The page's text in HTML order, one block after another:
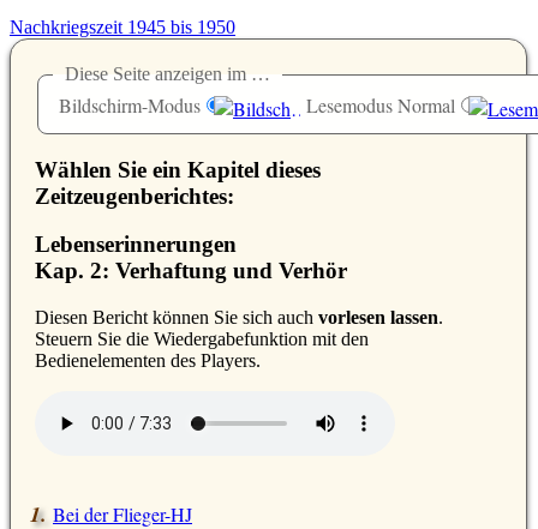
Nachkriegszeit 1945 bis 1950
Diese Seite anzeigen im …
Bildschirm-Modus Lesemodus Normal
Wählen Sie ein Kapitel dieses
Zeitzeugenberichtes:
Lebenserinnerungen
Kap. 2: Verhaftung und Verhör
Diesen Bericht können Sie sich auch vorlesen lassen.
Steuern Sie die Wiedergabefunktion mit den
Bedienelementen des Players.
Bei der Flieger-HJ